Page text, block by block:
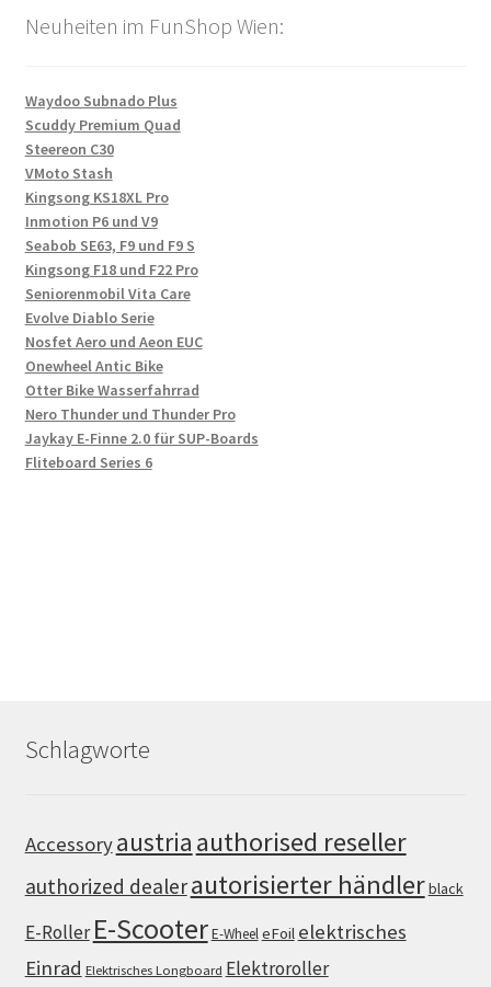
Neuheiten im FunShop Wien:
Waydoo Subnado Plus
Scuddy Premium Quad
Steereon C30
VMoto Stash
Kingsong KS18XL Pro
Inmotion P6 und V9
Seabob SE63, F9 und F9 S
Kingsong F18 und F22 Pro
Seniorenmobil Vita Care
Evolve Diablo Serie
Nosfet Aero und Aeon EUC
Onewheel Antic Bike
Otter Bike Wasserfahrrad
Nero Thunder und Thunder Pro
Jaykay E-Finne 2.0 für SUP-Boards
Fliteboard Series 6
Schlagworte
Accessoryaustria authorised reseller
authorized dealerautorisierter händlerblack
E-Roller E-ScooterE-WheeleFoil elektrisches
Einrad Elektrisches Longboard Elektroroller